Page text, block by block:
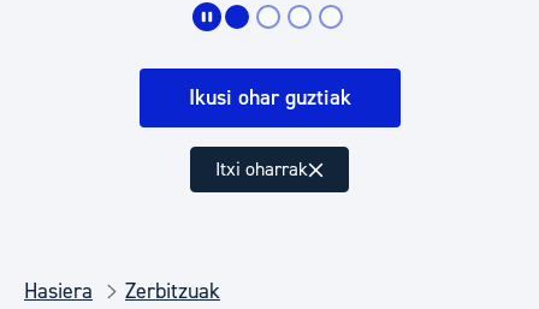
Ikusi ohar guztiak
Itxi oharrak
Hasiera
Zerbitzuak